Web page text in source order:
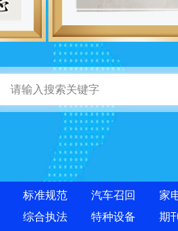
标准规范 汽车召回 家
综合执法 特种设备 期